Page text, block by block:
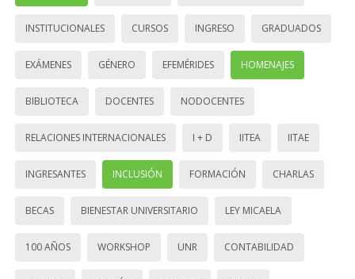
INSTITUCIONALES CURSOS INGRESO GRADUADOS
EXÁMENES GÉNERO EFEMÉRIDES HOMENAJES
BIBLIOTECA DOCENTES NODOCENTES
RELACIONES INTERNACIONALES I + D IITEA IITAE
INGRESANTES INCLUSIÓN FORMACIÓN CHARLAS
BECAS BIENESTAR UNIVERSITARIO LEY MICAELA
100 AÑOS WORKSHOP UNR CONTABILIDAD